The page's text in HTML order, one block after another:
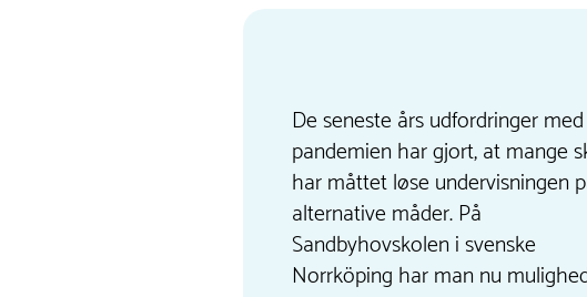
De seneste års udfordringer med
pandemien har gjort, at mange
har måttet løse undervisningen
alternative måder. På
Sandbyhovskolen i svenske
Norrköping har man nu